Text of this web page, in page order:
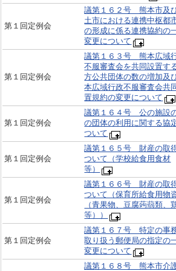
第１回定例会
議第１６２号 熊本市及
土市における連携中枢都
の形成に係る連携協約の
変更について
第１回定例会
議第１６３号 熊本広域
不服審査会を共同設置す
方公共団体の数の増加及
本広域行政不服審査会共
置規約の変更について
第１回定例会
議第１６４号 公の施設
の団体の利用に関する協
ついて
第１回定例会
議第１６５号 財産の取
ついて（学校給食用食材
等）
第１回定例会
議第１６６号 財産の取
ついて（保育所給食用物
（青果物、豆腐蒟蒻類、
等））
第１回定例会
議第１６７号 特定の事
取り扱う郵便局の指定の
変更について
議第１６８号 熊本市介